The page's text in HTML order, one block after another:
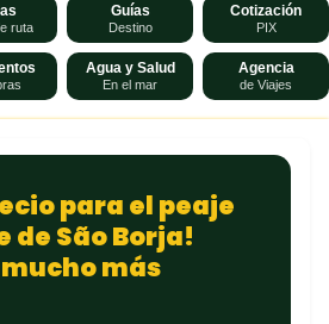
ruta
Guías
Destino
Cotización
PIX
Agua y Salud
En el mar
Agencia
de Viajes
para el peaje
de São Borja!
mucho más